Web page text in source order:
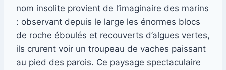
nom insolite provient de l’imaginaire des marins
: observant depuis le large les énormes blocs
de roche éboulés et recouverts d’algues vertes,
ils crurent voir un troupeau de vaches paissant
au pied des parois. Ce paysage spectaculaire